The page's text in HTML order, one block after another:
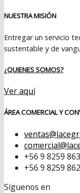
NUESTRA MISIÓN
Entregar un servicio
sustentable y de
¿QUIENES SOMOS?
Ver aquí
ÁREA COMERCIAL Y
+56 9 8259
+56 9 8259
Síguenos en